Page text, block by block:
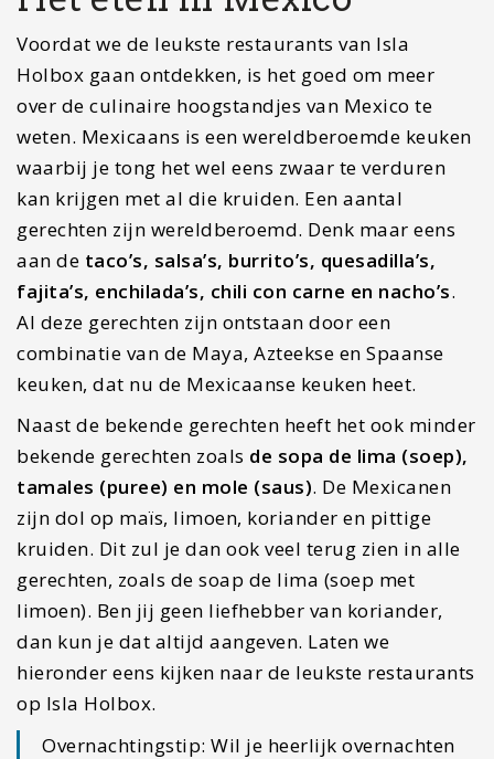
Voordat we de leukste restaurants van Isla
Holbox gaan ontdekken, is het goed om meer
over de culinaire hoogstandjes van Mexico te
weten. Mexicaans is een wereldberoemde keuken
waarbij je tong het wel eens zwaar te verduren
kan krijgen met al die kruiden. Een aantal
gerechten zijn wereldberoemd. Denk maar eens
aan de taco’s, salsa’s, burrito’s, quesadilla’s,
fajita’s, enchilada’s, chili con carne en nacho’s.
Al deze gerechten zijn ontstaan door een
combinatie van de Maya, Azteekse en Spaanse
keuken, dat nu de Mexicaanse keuken heet.
Naast de bekende gerechten heeft het ook minder
bekende gerechten zoals de sopa de lima (soep),
tamales (puree) en mole (saus). De Mexicanen
zijn dol op maïs, limoen, koriander en pittige
kruiden. Dit zul je dan ook veel terug zien in alle
gerechten, zoals de soap de lima (soep met
limoen). Ben jij geen liefhebber van koriander,
dan kun je dat altijd aangeven. Laten we
hieronder eens kijken naar de leukste restaurants
op Isla Holbox.
Overnachtingstip: Wil je heerlijk overnachten